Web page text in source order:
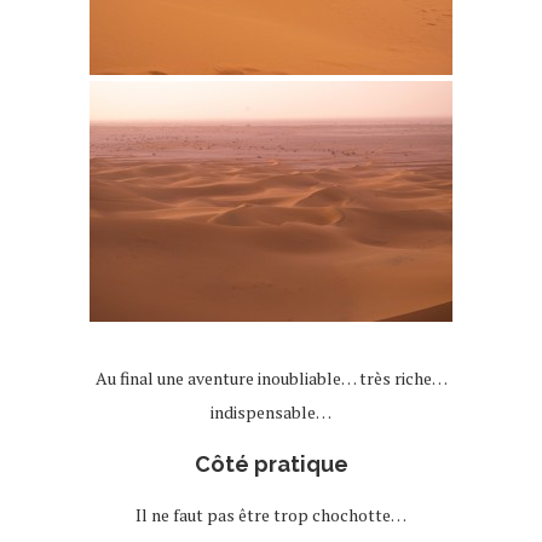
Au final une aventure inoubliable… très riche…
indispensable…
Côté pratique
Il ne faut pas être trop chochotte…